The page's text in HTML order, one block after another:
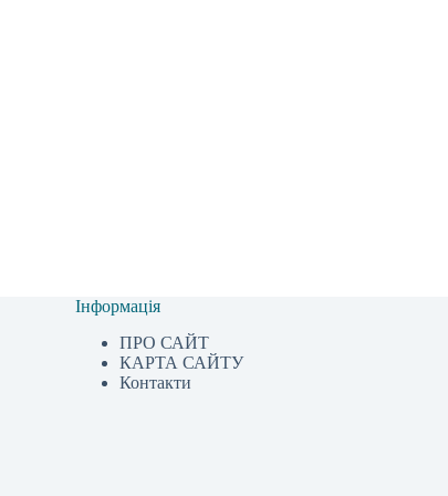
Інформація
ПРО САЙТ
КАРТА САЙТУ
Контакти